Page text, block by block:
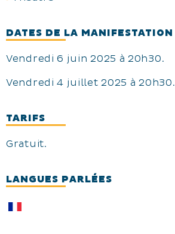
DATES DE LA MANIFESTATION
Vendredi 6 juin 2025 à 20h30.
Vendredi 4 juillet 2025 à 20h30.
TARIFS
Gratuit.
LANGUES PARLÉES